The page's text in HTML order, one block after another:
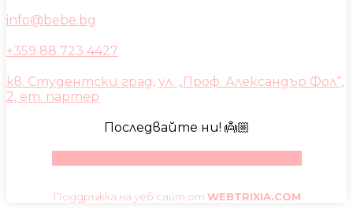
info@bebe.bg
+359 88 723 4427
кв. Студентски град, ул. „Проф. Александър Фол“,
2, ет. партер
Последвайте ни! 👼🏼
Поддръжка на уеб сайт от WEBTRIXIA.COM